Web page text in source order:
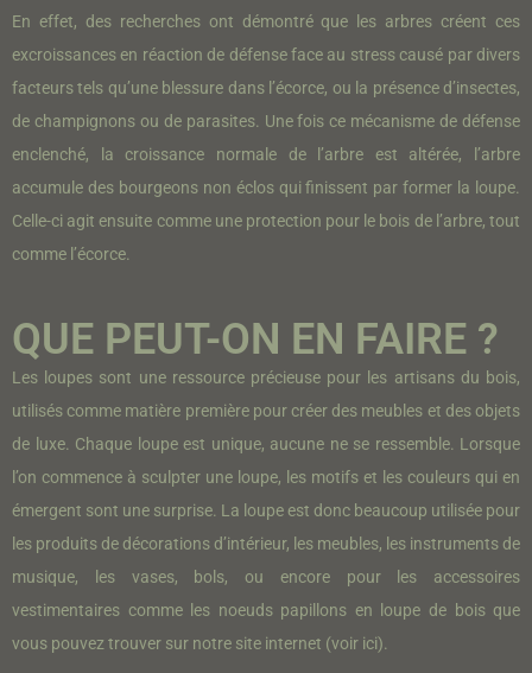
En effet, des recherches ont démontré que les arbres créent ces
excroissances en réaction de défense face au stress causé par divers
facteurs tels qu’une blessure dans l’écorce, ou la présence d’insectes,
de champignons ou de parasites. Une fois ce mécanisme de défense
enclenché, la croissance normale de l’arbre est altérée, l’arbre
accumule des bourgeons non éclos quifinissent par former la loupe.
Celle-ci agit ensuite comme une protection pour le bois de l’arbre, tout
comme l’écorce.
QUE PEUT-ON EN FAIRE ?
Les loupes sont une ressource précieuse pour les artisans du bois,
utilisés comme matière première pour créer des meubles et des objets
de luxe. Chaque loupe est unique, aucune ne se ressemble. Lorsque
l’on commence à sculpter une loupe, les motifs et les couleurs qui en
émergent sont une surprise. La loupe est donc beaucoup utilisée pour
les produits de décorations d’intérieur, les meubles, les instruments de
musique, les vases, bols, ou encore
pour les accessoires
vestimentaires comme les noeuds papillons en loupe de bois que
vous pouveztrouver sur notre site internet (voir ici).